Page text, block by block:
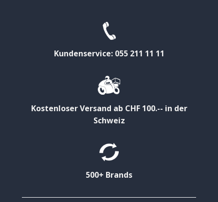
Kundenservice: 055 211 11 11
Kostenloser Versand ab CHF 100.-- in der
Schweiz
500+ Brands